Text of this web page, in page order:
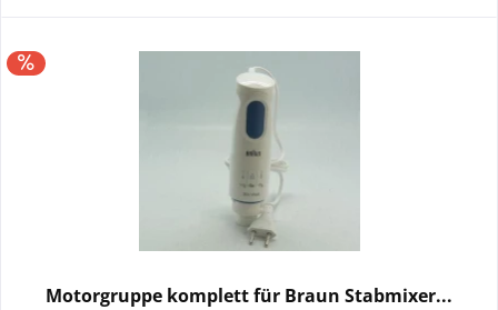
Motorgruppe komplett für Braun Stabmixer...